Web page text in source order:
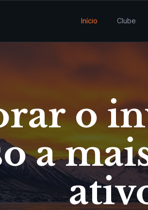
Início Clube
o
a